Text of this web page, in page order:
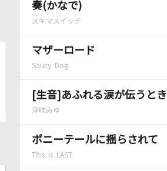
奏(かなで)
スキマスイッチ
マザーロード
Saucy Dog
[生音]あふれる涙が伝うとき
津吹みゆ
ポニーテールに揺らされて
This is LAST